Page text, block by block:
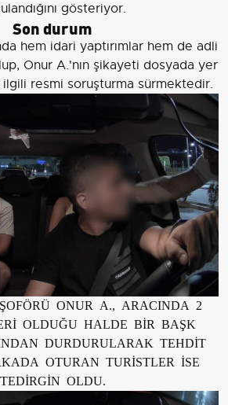
gösteriyor.
Son durum
hem idari yaptırımlar hem de adli
Onur A.'nın şikayeti dosyada yer
ilgili resmi soruşturma sürmektedir.
ONUR A., ARACINDA 2
OLDUĞU HALDE BİR BAŞK
DURDURULARAK TEHDİT
OTURAN TURİSTLER İSE
TEDİRGİN OLDU.